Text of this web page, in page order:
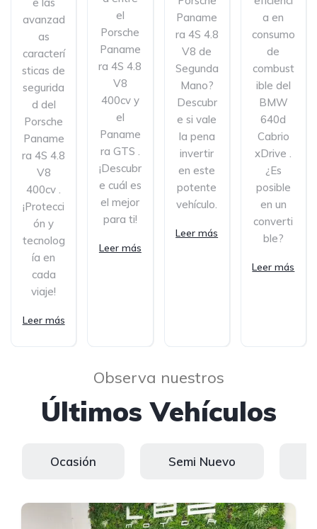
avanzad
as
caracterí
sticas de
segurida
d del
Porsche
Paname
ra 4S 4.8
V8
400cv .
¡Protecci
ón y
tecnolog
ía en
cada
viaje!
Leer más
el
Porsche
Paname
ra 4S 4.8
V8
400cv y
el
Paname
ra GTS .
¡Descubr
e cuál es
el mejor
para ti!
Leer más
Paname
ra 4S 4.8
V8 de
Segunda
Mano?
Descubr
e si vale
la pena
invertir
en este
potente
vehículo.
Leer más
a en
consumo
de
combust
ible del
BMW
640d
Cabrio
xDrive .
¿Es
posible
en un
converti
ble?
Leer más
Observa nuestros
Últimos Vehículos
Ocasión Semi Nuevo